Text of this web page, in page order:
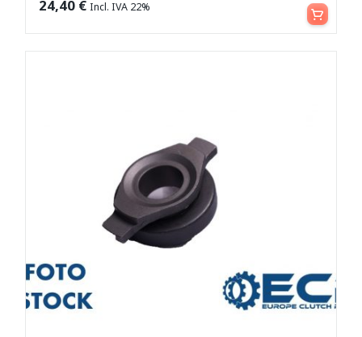
24,40 € Incl. IVA 22% Aggiungi al carrello